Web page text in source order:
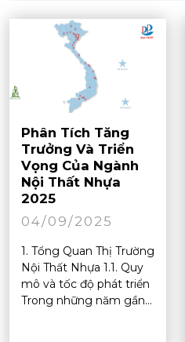
Phân Tích Tăng
Trưởng Và Triển
Vọng Của Ngành
Nội Thất Nhựa
2025
04/09/2025
1. Tổng Quan Thị Trường
Nội Thất Nhựa 1.1. Quy
mô và tốc độ phát triển
Trong những năm gần...